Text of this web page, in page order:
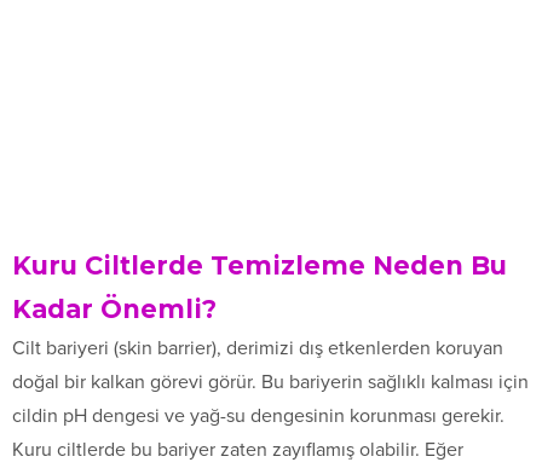
Kuru Ciltlerde Temizleme Neden Bu
Kadar Önemli?
Cilt bariyeri (skin barrier), derimizi dış etkenlerden koruyan
doğal bir kalkan görevi görür. Bu bariyerin sağlıklı kalması için
cildin pH dengesi ve yağ-su dengesinin korunması gerekir.
Kuru ciltlerde bu bariyer zaten zayıflamış olabilir. Eğer